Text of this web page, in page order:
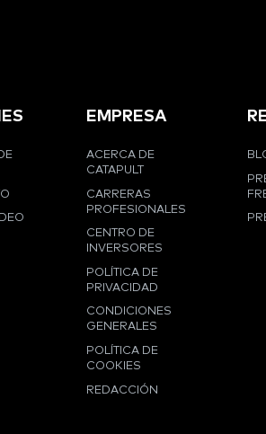
EMPRESA
ACERCA DE
CATAPULT
CARRERAS
PROFESIONALES
CENTRO DE
INVERSORES
POLÍTICA DE
PRIVACIDAD
CONDICIONES
GENERALES
POLÍTICA DE
COOKIES
REDACCIÓN